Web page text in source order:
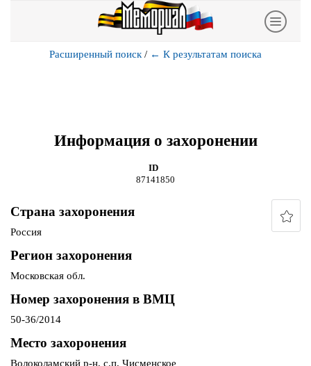
Расширенный поиск / ← К результатам поиска
Информация о захоронении
ID
87141850
Страна захоронения
Россия
Регион захоронения
Московская обл.
Номер захоронения в ВМЦ
50-36/2014
Место захоронения
Волоколамский р-н, с.п. Чисменское